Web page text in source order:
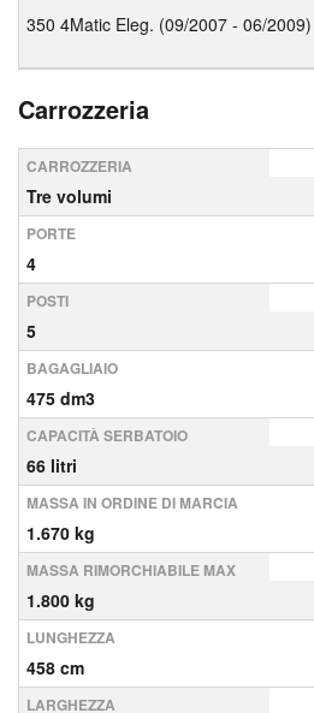
350 4Matic Eleg. (09/2007 - 06/2009)
Carrozzeria
CARROZZERIA
Tre volumi
PORTE
4
POSTI
5
BAGAGLIAIO
475 dm3
CAPACITÀ SERBATOIO
66 litri
MASSA IN ORDINE DI MARCIA
1.670 kg
MASSA RIMORCHIABILE MAX
1.800 kg
LUNGHEZZA
458 cm
LARGHEZZA